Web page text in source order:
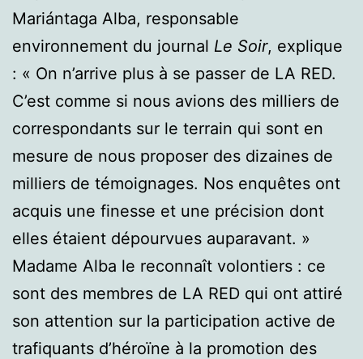
Mariántaga Alba, responsable
environnement du journal Le Soir, explique
: « On n’arrive plus à se passer de LA RED.
C’est comme si nous avions des milliers de
correspondants sur le terrain qui sont en
mesure de nous proposer des dizaines de
milliers de témoignages. Nos enquêtes ont
acquis une finesse et une précision dont
elles étaient dépourvues auparavant. »
Madame Alba le reconnaît volontiers : ce
sont des membres de LA RED qui ont attiré
son attention sur la participation active de
trafiquants d’héroïne à la promotion des